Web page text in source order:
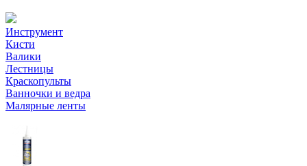
Инструмент
Кисти
Валики
Лестницы
Краскопульты
Ванночки и ведра
Малярные ленты